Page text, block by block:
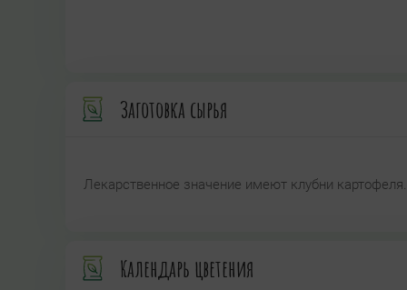
Заготовка сырья
Лекарственное значение имеют клубни картофеля.
Календарь цветения